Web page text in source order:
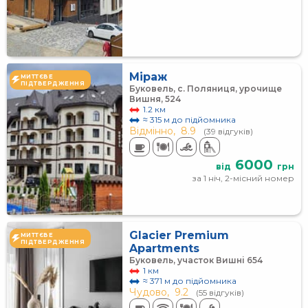
МИТТЄВЕ
ПІДТВЕРДЖЕННЯ
Міраж
Буковель, с. Поляниця, урочище
Вишня, 524
1.2 км
≈ 315 м до підйомника
Відмінно, 8.9 (39 відгуків)
від 6000 грн
за 1 ніч, 2-місний номер
МИТТЄВЕ
ПІДТВЕРДЖЕННЯ
Glacier Premium
Apartments
Буковель, участок Вишні 654
1 км
≈ 371 м до підйомника
Чудово, 9.2 (55 відгуків)